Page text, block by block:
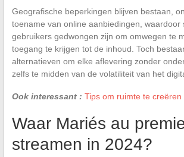
Geografische beperkingen blijven bestaan,
toename van online aanbiedingen, waardoor
gebruikers gedwongen zijn om omwegen te
toegang te krijgen tot de inhoud. Toch
alternatieven om elke aflevering zonder
zelfs te midden van de volatiliteit van het
Ook interessant : Tips om ruimte te creëren
Waar Mariés au
streamen in 2024?